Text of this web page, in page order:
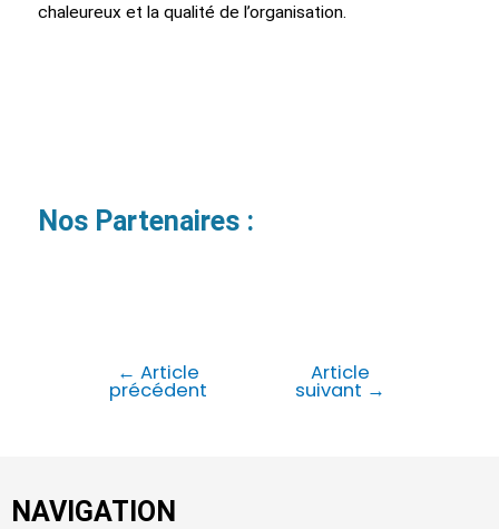
chaleureux et la qualité de l’organisation.
Nos Partenaires :
← Article
précédent
Article
suivant →
NAVIGATION